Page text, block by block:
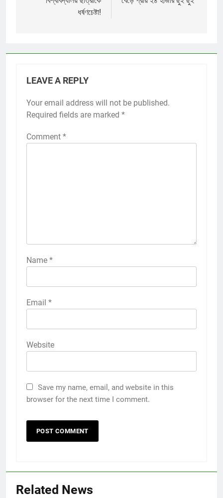
ধর্ষণচেষ্টা!
LEAVE A REPLY
Your email address will not be published.
Required fields are marked *
Comment *
Name *
Email *
Website
Save my name, email, and website in this
browser for the next time I comment.
Related News